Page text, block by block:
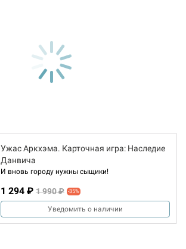
Ужас Аркхэма. Карточная игра: Наследие
Данвича
И вновь городу нужны сыщики!
1 294 ₽ 1 990 ₽ -35%
Уведомить о наличии